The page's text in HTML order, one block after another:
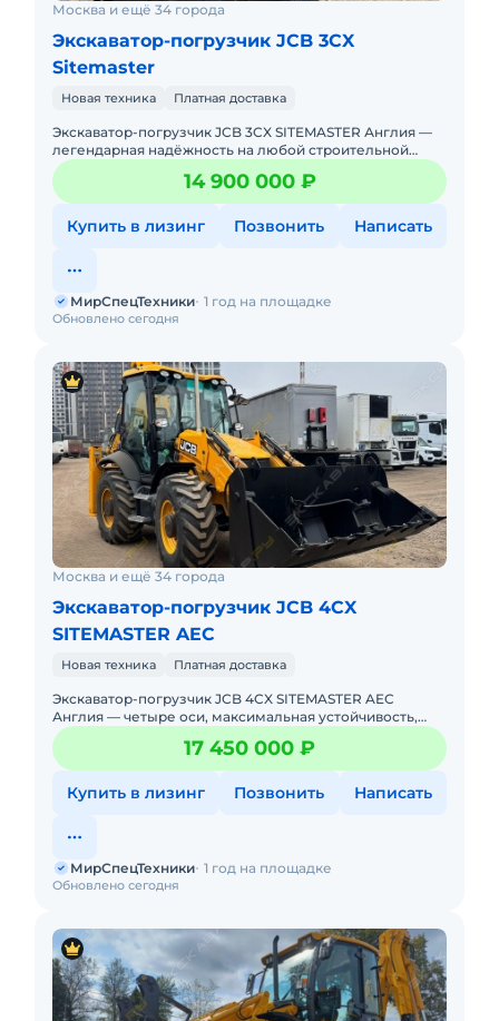
Москва и ещё 34 города
Экскаватор-погрузчик JCB 3CX
Sitemaster
Новая техника Платная доставка
Экскаватор-погрузчик JCB 3CX SITEMASTER Англия —
легендарная надёжность на любой строительной
площадке! Новый. Можно в лизинг. Цена С
НДС.Полная документа14 900 000 ₽
Купить в лизинг Позвонить Написать
Обновлено сегодня
МирСпецТехники 1 год на площадке
Москва и ещё 34 города
Экскаватор-погрузчик JCB 4CX
SITEMASTER AEC
Новая техника Платная доставка
Экскаватор-погрузчик JCB 4CX SITEMASTER AEC
Англия — четыре оси, максимальная устойчивость,
работа в любых условиях! Новый. Можно в лизинг.
Цена С Н
17 450 000 ₽
Купить в лизинг Позвонить Написать
Обновлено сегодня
МирСпецТехники 1 год на площадке